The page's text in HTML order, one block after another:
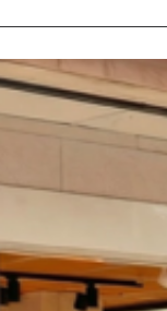
por la misión, la
Descubre